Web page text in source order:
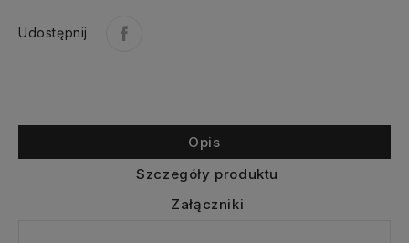
Udostępnij
Opis
Szczegóły produktu
Załączniki